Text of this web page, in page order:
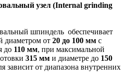
узел (Internal grinding
шпиндель обеспечивает
диаметром от 20 до 100 мм с
до 110 мм, при максимальной
315 мм и диаметре до 150
зависит от диапазона внутренних